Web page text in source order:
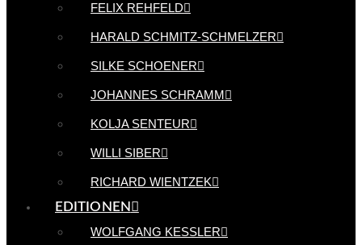
FELIX REHFELD
HARALD SCHMITZ-SCHMELZER
SILKE SCHOENER
JOHANNES SCHRAMM
KOLJA SENTEUR
WILLI SIBER
RICHARD WIENTZEK
EDITIONEN
WOLFGANG KESSLER